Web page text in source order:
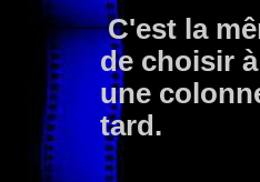
C'est la
de choisir
une
tard.